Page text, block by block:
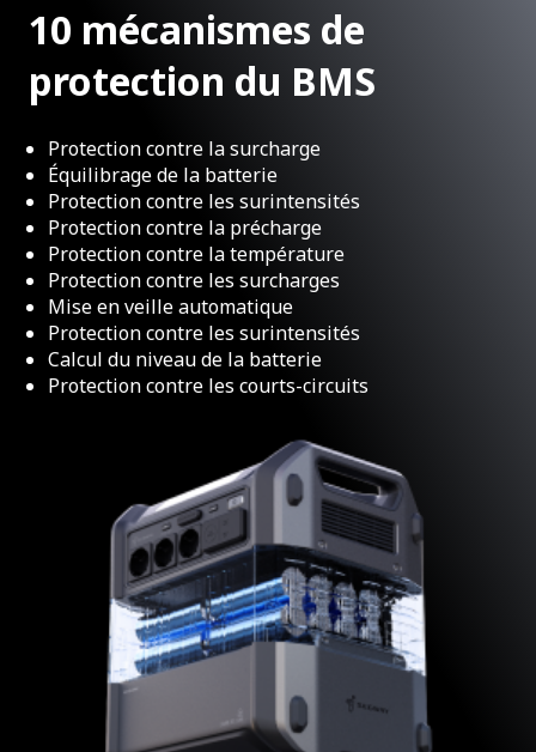
10 mécanismes de
protection du BMS
Protection contre la surcharge
Équilibrage de la batterie
Protection contre les surintensités
Protection contre la précharge
Protection contre la température
Protection contre les surcharges
Mise en veille automatique
Protection contre les surintensités
Calcul du niveau de la batterie
Protection contre les courts-circuits